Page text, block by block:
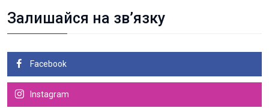
Залишайся на зв’язку
Facebook
Instagram